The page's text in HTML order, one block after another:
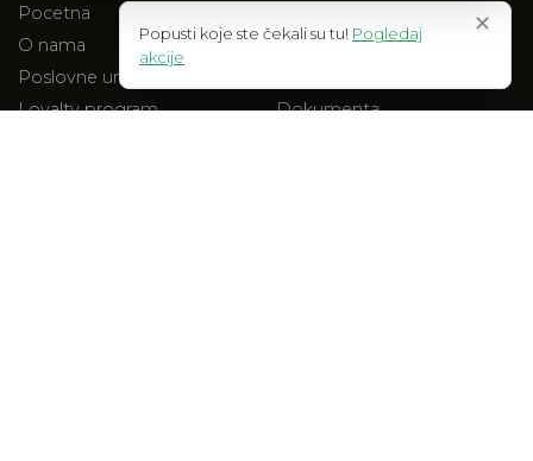
Pocetna
O nama
Poslovne uniforme
Loyalty program
Akcije
Dokumenta
✕
Popusti koje ste čekali su tu! Pogledaj
akcije